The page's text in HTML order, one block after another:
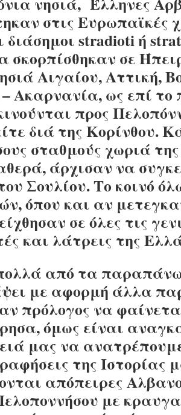
στις Ευρωπαϊκές
διάσημοι stradioti ή
σκορπίσθηκαν σε
Αιγαίου, Αττική,
Ακαρνανία, ως επί το
προς
διά της Κορίνθου.
σταθμούς χωριά
άρχισαν να
Σουλίου. Το κοινό
όπου και αν
σε όλες τις
και λάτρεις της
από τα
με αφορμή άλλα
πρόλογος να
όμως είναι
μας να
της Ιστορίας
απόπειρες
με